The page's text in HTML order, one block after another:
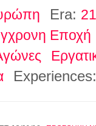
Era:
Εποχή